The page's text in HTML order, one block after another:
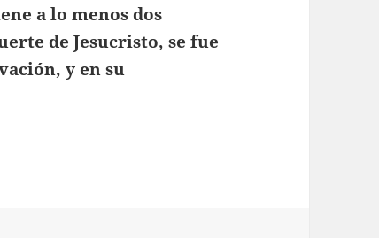
a lo menos dos
de Jesucristo, se fue
y en su